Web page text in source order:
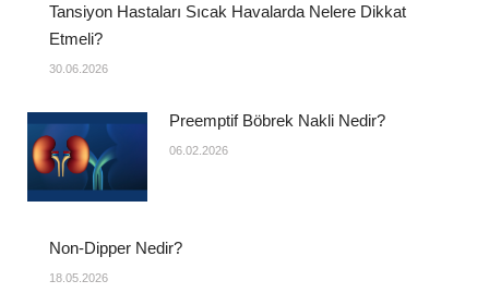
Tansiyon Hastaları Sıcak Havalarda Nelere Dikkat
Etmeli?
30.06.2026
Preemptif Böbrek Nakli Nedir?
06.02.2026
Non-Dipper Nedir?
18.05.2026